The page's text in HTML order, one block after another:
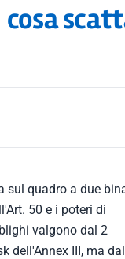
cosa
sul quadro a due
50 e i poteri di
valgono dal 2
dell'Annex III, ma dal